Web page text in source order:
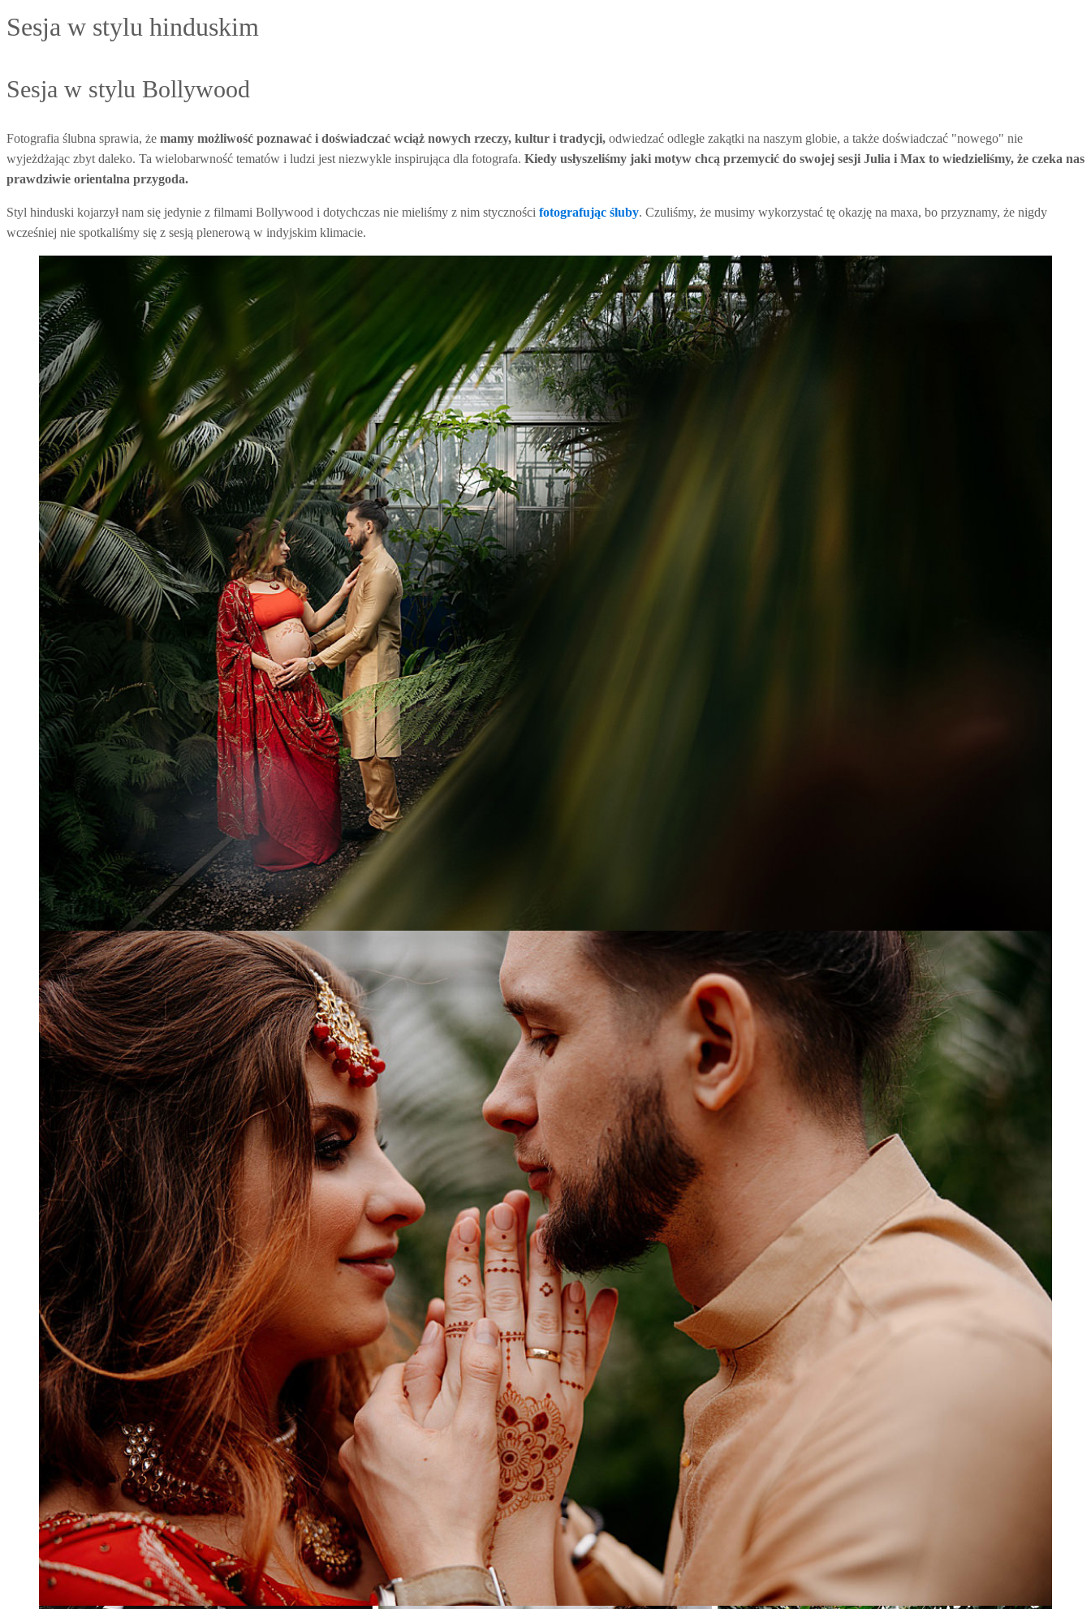
Sesja w stylu hinduskim
Sesja w stylu Bollywood
Fotografia ślubna sprawia, że mamy możliwość poznawać i doświadczać wciąż nowych rzeczy, kultur i tradycji, odwiedzać odległe zakątki na naszym globie, a także doświadczać "nowego" nie
wyjeżdżając zbyt daleko. Ta wielobarwność tematów i ludzi jest niezwykle inspirująca dla fotografa. Kiedy usłyszeliśmy jaki motyw chcą przemycić do swojej sesji Julia i Max to wiedzieliśmy, że czeka nas
prawdziwie orientalna przygoda.
Styl hinduski kojarzył nam się jedynie z filmami Bollywood i dotychczas nie mieliśmy z nim styczności fotografując śluby. Czuliśmy, że musimy wykorzystać tę okazję na maxa, bo przyznamy, że nigdy
wcześniej nie spotkaliśmy się z sesją plenerową w indyjskim klimacie.